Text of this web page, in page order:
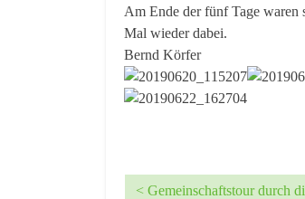
Am Ende der fünf Tage waren
Mal wieder dabei.
Bernd Körfer
< Gemeinschaftstour durch